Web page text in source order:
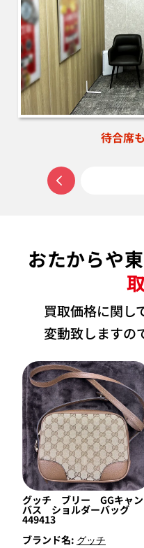
待合席
おたからや
買取価格に関し
変動致しますの
グッチ ブリー GGキャン
バス ショルダーバッグ
449413
ブランド名: グッチ